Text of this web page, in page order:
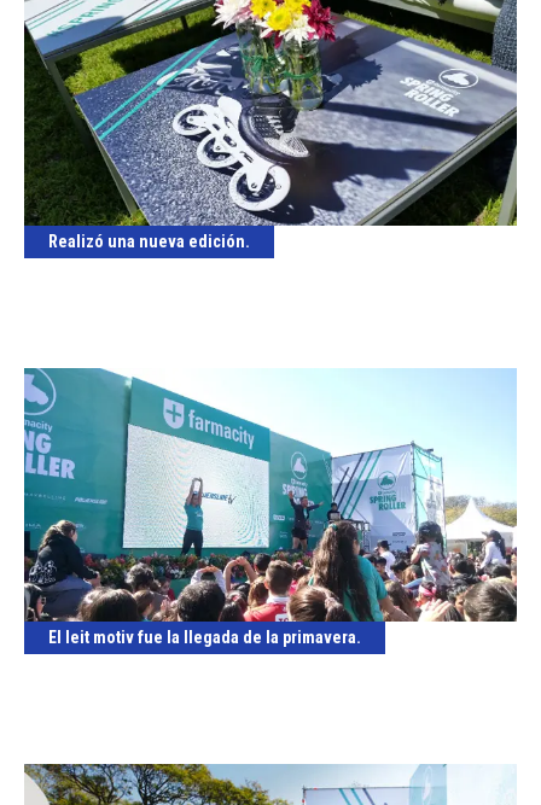
Realizó una nueva edición.
El leit motiv fue la llegada de la primavera.